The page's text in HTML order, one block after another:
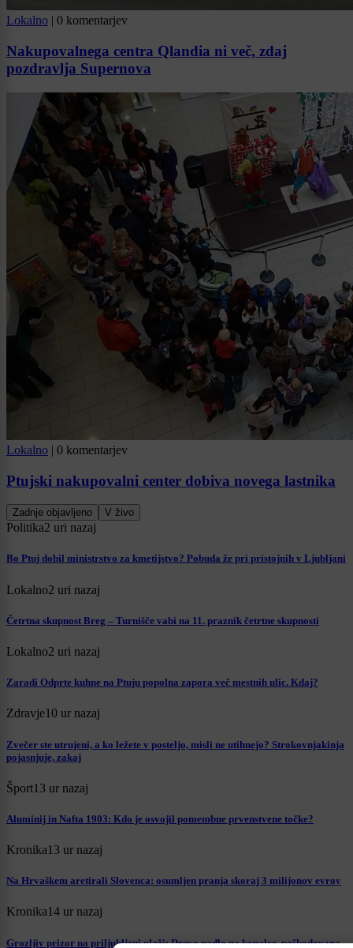
Lokalno | 0 komentarjev
Nakupovalnega centra Qlandia ni več, zdaj
pozdravlja Supernova
Lokalno | 0 komentarjev
Ptujski nakupovalni center dobiva novega lastnika
Zadnje objavljeno V živo
Politika2 uri nazaj
Bo Ptuj dobil ministrstvo za kmetijstvo? Pobuda že pri pristojnih v Ljubljani
Lokalno2 uri nazaj
Četrtna skupnost Breg – Turnišče vabi na 11. praznik četrtne skupnosti
Lokalno2 uri nazaj
Zaradi Odprte kuhne na Ptuju popolna zapora več mestnih ulic. Kdaj?
Zdravje10 ur nazaj
Zvečer ste utrujeni, a ko ležete v posteljo, misli ne utihnejo? Strokovnjakinja
pojasnjuje, zakaj
Šport13 ur nazaj
Aluminij in Nafta 1903: Kdo je osvojil pomembne prvenstvene točke?
Kronika13 ur nazaj
Na Hrvaškem aretirali Slovenca: osumljen pranja skoraj 3 milijonov evrov
Kronika14 ur nazaj
Grozljiv prizor na priljubljeni plaži: Drevo padlo na kopalce, poškodovana